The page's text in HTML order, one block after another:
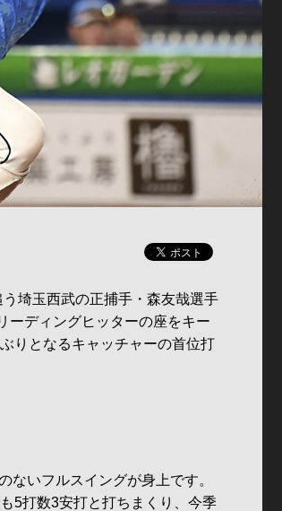
埼玉西武の正捕手・森友哉選手
ーディングヒッターの座をキー
りとなるキャッチャーの首位打
いフルスイングが身上です。
5打数3安打と打ちまくり、今季